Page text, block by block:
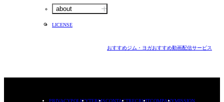
about
LICENSE
おすすめジム・ヨガおすすめ動画配信サービス
PRIVACYPOLICYTERMSCONTACTRECRUITCOMPANYMISSION